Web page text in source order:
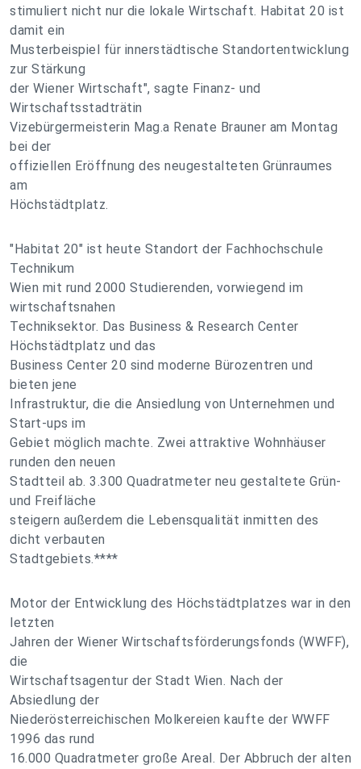
stimuliert nicht nur die lokale Wirtschaft. Habitat 20 ist
damit ein
Musterbeispiel für innerstädtische Standortentwicklung
zur Stärkung
der Wiener Wirtschaft", sagte Finanz- und
Wirtschaftsstadträtin
Vizebürgermeisterin Mag.a Renate Brauner am Montag
bei der
offiziellen Eröffnung des neugestalteten Grünraumes
am
Höchstädtplatz.
"Habitat 20" ist heute Standort der Fachhochschule
Technikum
Wien mit rund 2000 Studierenden, vorwiegend im
wirtschaftsnahen
Techniksektor. Das Business & Research Center
Höchstädtplatz und das
Business Center 20 sind moderne Bürozentren und
bieten jene
Infrastruktur, die die Ansiedlung von Unternehmen und
Start-ups im
Gebiet möglich machte. Zwei attraktive Wohnhäuser
runden den neuen
Stadtteil ab. 3.300 Quadratmeter neu gestaltete Grün-
und Freifläche
steigern außerdem die Lebensqualität inmitten des
dicht verbauten
Stadtgebiets.****
Motor der Entwicklung des Höchstädtplatzes war in den
letzten
Jahren der Wiener Wirtschaftsförderungsfonds (WWFF),
die
Wirtschaftsagentur der Stadt Wien. Nach der
Absiedlung der
Niederösterreichischen Molkereien kaufte der WWFF
1996 das rund
16.000 Quadratmeter große Areal. Der Abbruch der alten